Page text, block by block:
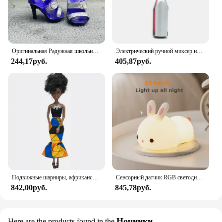
to their customers.
Оригинальная Радужная школьная кукла, можно выбрать обувь, каблук, сапоги, игрушки для девочек «сделай сам»
244,17руб.
Электрический ручной миксер из нержавеющей стали, Легкий Блендер для выпечки и приготовления пищи
405,87руб.
Подвижные шарниры, африканская черная кукла для американских кукол, аксессуары, тело Nudy с одеждой для Барби, игрушка для девочки, ролевая детская игрушка, подарок
842,00руб.
Сенсорный датчик RGB светодиодный ночник с кроликом, 16 цветов, USB перезаряжаемая силиконовая лампа в виде кролика для детей, детские игрушки, подарок на фестиваль
845,78руб.